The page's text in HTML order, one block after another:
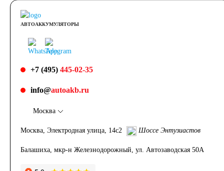
АВТОАККУМУЛЯТОРЫ
+7 (495) 445-02-35
info@autoakb.ru
Москва
Москва, Электродная улица, 14с2 Шоссе Энтузиастов
Балашиха, мкр-н Железнодорожный, ул. Автозаводская 50А